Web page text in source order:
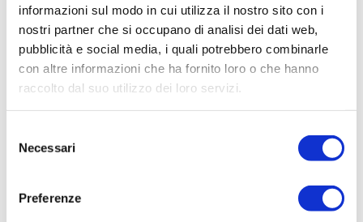
informazioni sul modo in cui utilizza il nostro sito con i
nostri partner che si occupano di analisi dei dati web,
pubblicità e social media, i quali potrebbero combinarle
con altre informazioni che ha fornito loro o che hanno
raccolto dal suo utilizzo dei loro servizi.
delNecessari
Preferenze
Evenepoel: i suoi valori, il nuovo coach e
un video a sorpresa
Enzo Vicennati 6 min 19-06-2026